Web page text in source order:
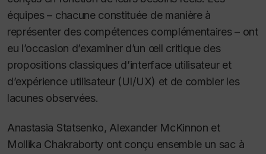
équipes – chacune constituée de manière à
représenter des compétences complémentaires – ont
eu l’occasion d’examiner d’un œil critique des
propositions classiques d’interface utilisateur et
d’expérience utilisateur (UI/UX) et de combler les
lacunes observées.
Anastasia Statsenko, Alexander McKinnon et
Mollika Chakraborty ont conçu ensemble un sac à